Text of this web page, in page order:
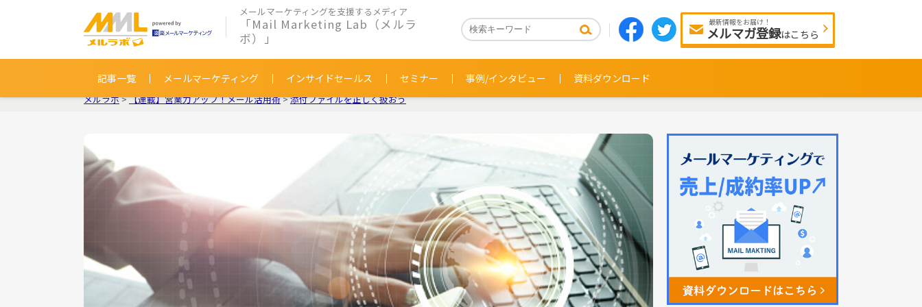
メールマーケティングを支援するメディア
「Mail Marketing Lab（メルラ
ボ）」
最新情報をお届け！
メルマガ登録はこちら
記事一覧 メールマーケティング インサイドセールス セミナー 事例/インタビュー 資料ダウンロード
メルラボ>【連載】営業力アップ！メール活用術>添付ファイルを正しく扱おう